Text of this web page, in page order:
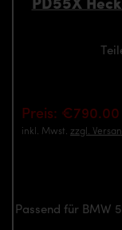
Preis: €790.00
inkl. Mwst. zzgl.
Passend für BMW